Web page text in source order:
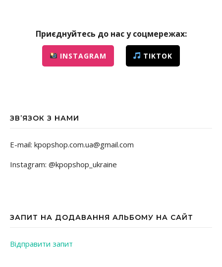
Приєднуйтесь до нас у соцмережах:
INSTAGRAM TIKTOK
ЗВ’ЯЗОК З НАМИ
E-mail: kpopshop.com.ua@gmail.com
Instagram: @kpopshop_ukraine
ЗАПИТ НА ДОДАВАННЯ АЛЬБОМУ НА САЙТ
Відправити запит